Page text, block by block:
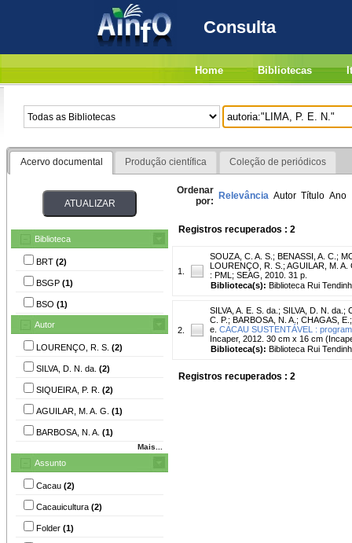
Consulta
Home Bibliotecas
Acervo documental Produção científica Coleção de periódicos
Biblioteca
BRT (2)
BSGP (1)
BSO (1)
Autor
LOURENÇO, R. S. (2)
SILVA, D. N. da. (2)
SIQUEIRA, P. R. (2)
AGUILAR, M. A. G. (1)
BARBOSA, N. A. (1)
Mais...
Assunto
Cacau (2)
Cacauicultura (2)
Folder (1)
Ordenar
por: Relevância Autor Título Ano
Registros recuperados : 2
1.
SOUZA, C. A. S. ; BENASSI, A. C. ;
LOURENÇO, R. S. ; AGUILAR, M. A.
: PML; SEAG, 2010. 31 p.
Biblioteca(s): Biblioteca Rui
2.
SILVA, A. E. S. da. ; SILVA, D. N. da. ;
C. P. ; BARBOSA, N. A. ; CHAGAS, E.
e. CACAU SUSTENTÁVEL :
Incaper, 2012. 30 cm x 16 cm
Biblioteca(s): Biblioteca Rui
Registros recuperados : 2